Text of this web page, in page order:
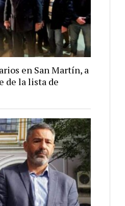
en San Martín, a
de la lista de